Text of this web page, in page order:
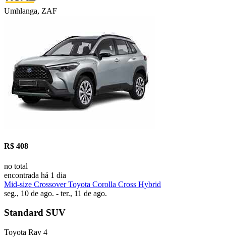
Umhlanga, ZAF
R$ 408
no total
encontrada há 1 dia
Mid-size Crossover Toyota Corolla Cross Hybrid
seg., 10 de ago. - ter., 11 de ago.
Standard SUV
Toyota Rav 4